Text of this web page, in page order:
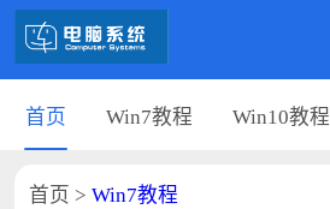
首页 Win7教程 Win10教程
首页 > Win7教程